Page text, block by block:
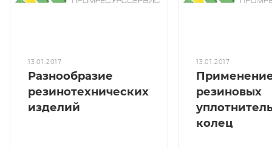
13.01.2017
Разнообразие
резинотехнических
изделий
13.01.2017
резиновых
колец